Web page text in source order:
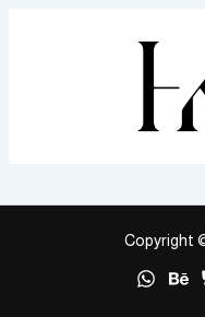
Copyright